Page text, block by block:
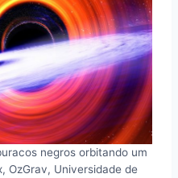
negros orbitando um
OzGrav, Universidade de